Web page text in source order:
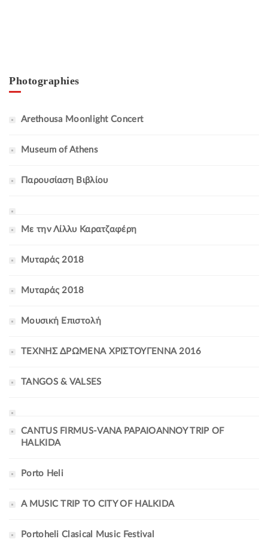
Photographies
Arethousa Moonlight Concert
Museum of Athens
Παρουσίαση Βιβλίου
Με την Λίλλυ Καρατζαφέρη
Μυταράς 2018
Μυταράς 2018
Μουσική Επιστολή
ΤΕΧΝΗΣ ΔΡΩΜΕΝΑ ΧΡΙΣΤΟΥΓΕΝΝΑ 2016
TANGOS & VALSES
CANTUS FIRMUS-VANA PAPAIOANNOY TRIP OF
HALKIDA
Porto Heli
A MUSIC TRIP TO CITY OF HALKIDA
Portoheli Clasical Music Festival